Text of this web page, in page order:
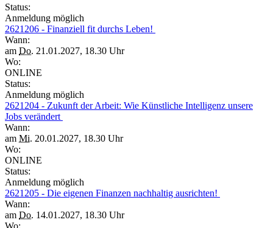
Status:
Anmeldung möglich
2621206 - Finanziell fit durchs Leben!
Wann:
am Do. 21.01.2027, 18.30 Uhr
Wo:
ONLINE
Status:
Anmeldung möglich
2621204 - Zukunft der Arbeit: Wie Künstliche Intelligenz unsere
Jobs verändert
Wann:
am Mi. 20.01.2027, 18.30 Uhr
Wo:
ONLINE
Status:
Anmeldung möglich
2621205 - Die eigenen Finanzen nachhaltig ausrichten!
Wann:
am Do. 14.01.2027, 18.30 Uhr
Wo: